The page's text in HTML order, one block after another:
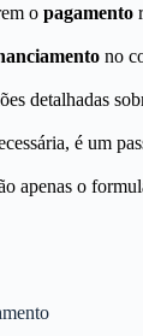
o pagamento
no
detalhadas
é um
apenas o